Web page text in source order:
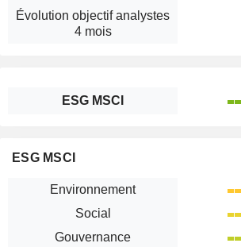
Évolution objectif analystes
4 mois
ESG MSCI
ESG MSCI
Environnement
Social
Gouvernance